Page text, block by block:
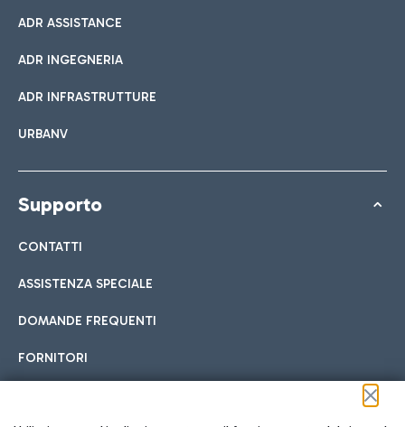
ADR ASSISTANCE
ADR INGEGNERIA
ADR INFRASTRUTTURE
URBANV
Supporto
CONTATTI
ASSISTENZA SPECIALE
DOMANDE FREQUENTI
FORNITORI